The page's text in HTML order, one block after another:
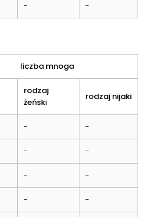
- -
liczba mnoga
rodzaj
żeński
rodzaj nijaki
- -
- -
- -
- -